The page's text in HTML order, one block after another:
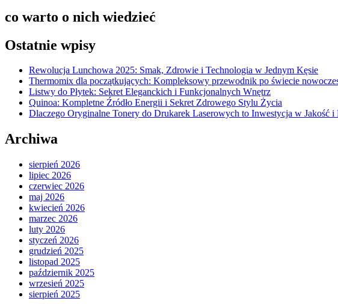
co warto o nich wiedzieć
Ostatnie wpisy
Rewolucja Lunchowa 2025: Smak, Zdrowie i Technologia w Jednym Kęsie
Thermomix dla początkujących: Kompleksowy przewodnik po świecie
Listwy do Płytek: Sekret Eleganckich i Funkcjonalnych Wnętrz
Quinoa: Kompletne Źródło Energii i Sekret Zdrowego Stylu Życia
Dlaczego Oryginalne Tonery do Drukarek Laserowych to Inwestycja w Jakość i
Archiwa
sierpień 2026
lipiec 2026
czerwiec 2026
maj 2026
kwiecień 2026
marzec 2026
luty 2026
styczeń 2026
grudzień 2025
listopad 2025
październik 2025
wrzesień 2025
sierpień 2025